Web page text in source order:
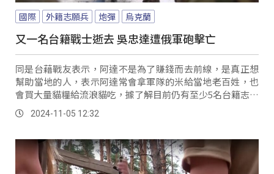
國際 外籍志願兵 炮彈 烏克蘭
又一名台籍戰士逝去 吳忠達遭俄軍砲擊亡
同是台藉戰友表示，阿達不是為了賺錢而去前線，是真正想
幫助當地的人，表示阿達常會拿軍隊的米給當地老百姓，也
會買大量貓糧給流浪貓吃，據了解目前仍有至少5名台籍志願
兵仍在烏克蘭，而烏克蘭對於不幸陣亡的外籍志願兵，會給
予約合924萬新台幣的撫卹金。
2024-11-05 12:32